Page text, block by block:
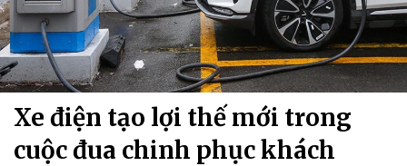
Xe điện tạo lợi thế mới trong
cuộc đua chinh phục khách